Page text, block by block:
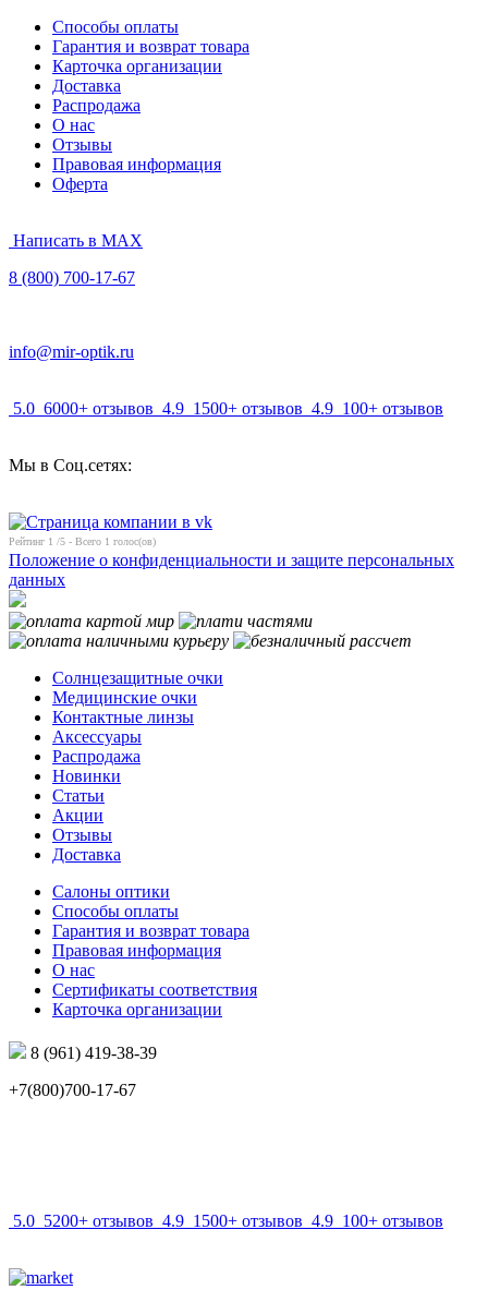
Способы оплаты
Гарантия и возврат товара
Карточка организации
Доставка
Распродажа
О нас
Отзывы
Правовая информация
Оферта
Написать в MAX
8 (800) 700-17-67
info@mir-optik.ru
5.0 6000+ отзывов 4.9 1500+ отзывов 4.9 100+ отзывов
Мы в Соц.сетях:
Рейтинг 1 /5 - Всего 1 голос(ов)
Положение о конфиденциальности и защите персональных
данных
Солнцезащитные очки
Медицинские очки
Контактные линзы
Аксессуары
Распродажа
Новинки
Статьи
Акции
Отзывы
Доставка
Салоны оптики
Способы оплаты
Гарантия и возврат товара
Правовая информация
О нас
Сертификаты соответствия
Карточка организации
8 (961) 419-38-39
+7(800)700-17-67
5.0 5200+ отзывов 4.9 1500+ отзывов 4.9 100+ отзывов